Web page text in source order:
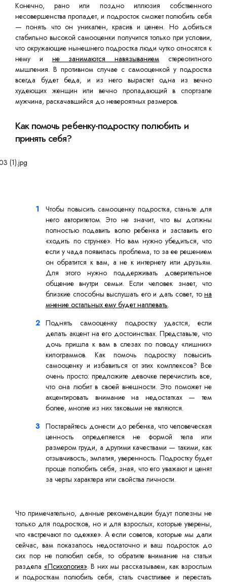
Конечно, рано или поздно иллюзия собственного
несовершенства пропадет, и подросток сможет полюбить себя
— понять что он уникален, красив и ценен. Но добиться
стабильно высокой самооценки получится только при условии,
что окружающие нынешнего подростка люди чутко относятся к
нему и не занимаются навязыванием стереотипного
мышления. В противном случае с самооценкой у подростка
всегда будет беда, и из него вырастет одна из вечно
худеющих женщин или вечно пропадающий в спортзале
мужчина, раскачавшийся до невероятных размеров.
Как помочь ребенку-подростку полюбить и
принять себя?
Чтобы повысить самооценку подростка, станьте для
него авторитетом. Это не значит, что вы должны
полностью подавить волю ребенка и заставить его
«ходить по струнке». Но вам нужно убедиться, что
если у чада появилась проблема, то за ее решением
он обратится к вам, а не к интернету или друзьям.
Для этого нужно поддерживать доверительное
общение внутри семьи. Если человек знает, что
близкие способны выслушать его и дать совет, то на
мнение остальных ему будет наплевать.
Поднять самооценку подростку удастся, если
делать акцент на его достоинствах. Представьте, что
дочь пришла к вам в слезах по поводу «лишних»
килограммов. Как помочь подростку повысить
самооценку и избавиться от этих комплексов? Все
очень просто: предложите девочке перечислить все,
что она любит в своей внешности. Это поможет не
акцентировать внимание на недостатках — тем
более, многие из них таковыми не являются.
Постарайтесь донести до ребенка, что человеческая
ценность определяется не формой тела или
размером груди, а другими качествами — такими, как
отзывчивость, эмпатия, уверенность. Подростку будет
проще полюбить себя, зная, что его уважают и ценят
за черты характера или свойства личности.
Что примечательно, данные рекомендации будут полезны не
только для подростков, но и для взрослых, которые уверены,
что «встречают по одежке». А если советов, которые мы дали
сейчас, вам показалось недостаточно и ваш подросток до
сих пор не полюбил себя, то обратите внимание на статьи
раздела «Психология». В них мы рассказываем, как взрослым
и подросткам полюбить себя, стать счастливее и перестать